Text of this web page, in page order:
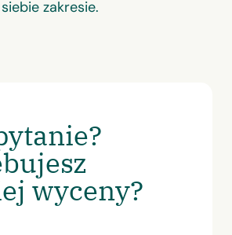
zakresie.
wyceny?